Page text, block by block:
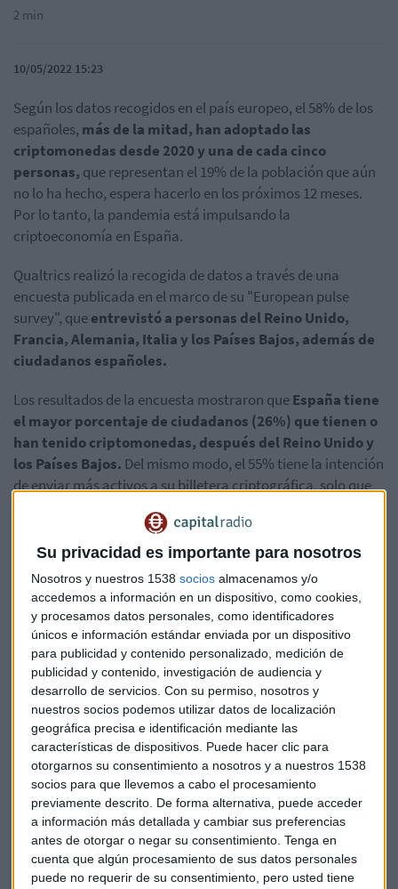
Su privacidad es importante para nosotros
Nosotros y nuestros 1538 socios almacenamos y/o
accedemos a información en un dispositivo, como cookies,
y procesamos datos personales, como identificadores
únicos e información estándar enviada por un dispositivo
para publicidad y contenido personalizado, medición de
publicidad y contenido, investigación de audiencia y
desarrollo de servicios. Con su permiso, nosotros y
nuestros socios podemos utilizar datos de localización
geográfica precisa e identificación mediante las
características de dispositivos. Puede hacer clic para
otorgarnos su consentimiento a nosotros y a nuestros 1538
socios para que llevemos a cabo el procesamiento
previamente descrito. De forma alternativa, puede acceder
a información más detallada y cambiar sus preferencias
antes de otorgar o negar su consentimiento. Tenga en
cuenta que algún procesamiento de sus datos personales
puede no requerir de su consentimiento, pero usted tiene
2 min
10/05/2022 15:23
Según los datos recogidos en el país europeo, el 58% de los
españoles, más de la mitad, han adoptado las
criptomonedas desde 2020 y una de cada cinco
personas, que representan el 19% de la población que aún
no lo ha hecho, espera hacerlo en los próximos 12 meses.
Por lo tanto, la pandemia está impulsando la
criptoeconomía en España.
Qualtrics realizó la recogida de datos a través de una
encuesta publicada en el marco de su "European pulse
survey", queentrevistó a personas del Reino Unido,
Francia, Alemania, Italia y los Países Bajos, además de
ciudadanos españoles.
Los resultados de la encuesta mostraron queEspaña tiene
el mayor porcentaje de ciudadanos (26%) que tienen o
han tenido criptomonedas, después del Reino Unido y
los Países Bajos. Del mismo modo, el 55% tiene la intención
de enviar más activos a su billetera criptográfica, solo que
El 63% sigue prefiriendo Bitcoin
Mientras que por parte de los criptoinversoresal menos el
63% de ellos siguen prefiriendo el activo digital
tradicional Bitcoin (BTC), el mismo porcentaje muestra la
presencia de hombres en el entorno de inversión. Por su
parte, el 40% opta por la moneda digital Ethereum (ETH).
Los resultados del estudio muestran el progresivo
establecimiento de la criptoeconomía en Europa y
Españaes uno de los países más abiertos a esta nueva
realidad. En Coinbase, por ejemplo, vemos esto en el
impulso que han tomado en los últimos años en la
adquisición de criptoactivos y la confianza en España del
impacto de las criptomonedas en la sociedad, pero la
criptoeconomía aún no ha evolucionado y crecido para
convertirse en un sistema financiero más democrático y